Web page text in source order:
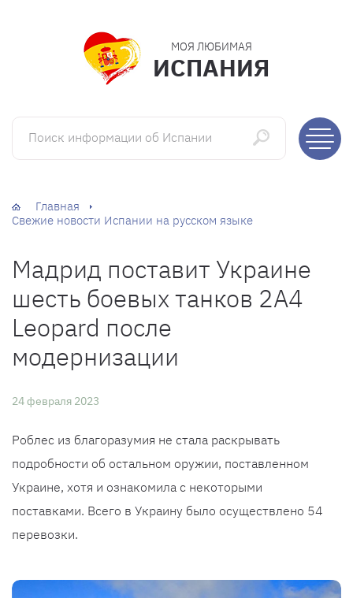
МОЯ ЛЮБИМАЯ
ИСПАНИЯ
Поиск информации об Испании
Главная
Свежие новости Испании на русском языке
Мадрид поставит Украине
шесть боевых танков 2A4
Leopard после
модернизации
24 февраля 2023
Роблес из благоразумия не стала раскрывать
подробности об остальном оружии, поставленном
Украине, хотя и ознакомила с некоторыми
поставками. Всего в Украину было осуществлено 54
перевозки.